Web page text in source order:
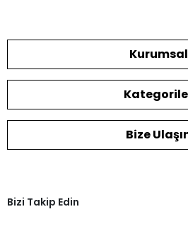
Kurumsal
Bize
Bizi Takip Edin